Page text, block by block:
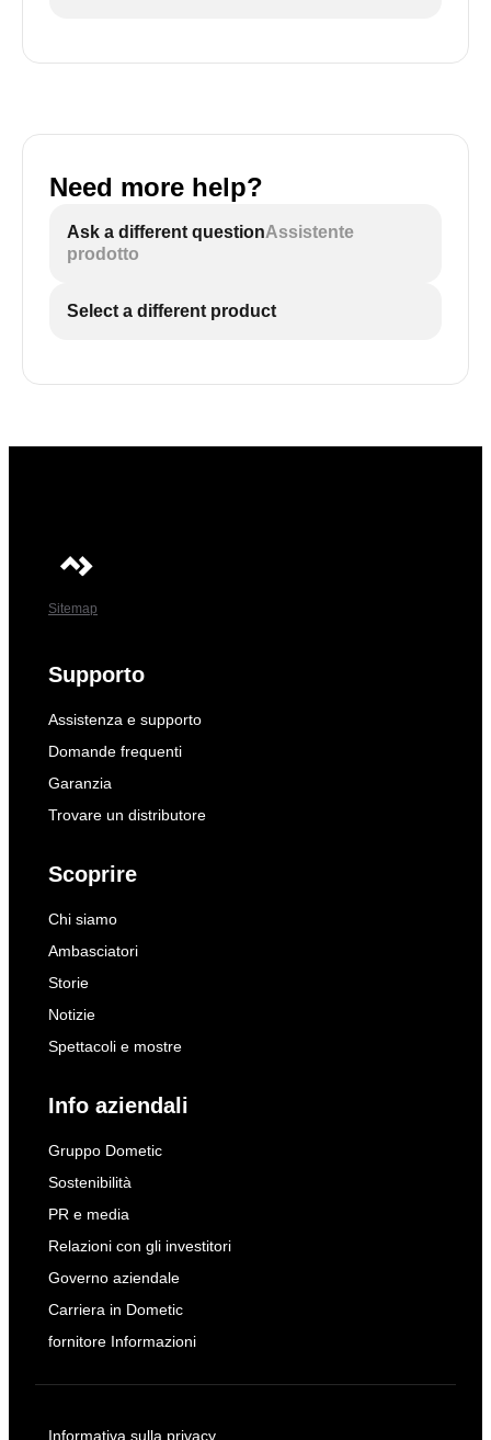
Need more help?
Ask a different questionAssistente
prodotto
Select a different product
Sitemap
Supporto
Assistenza e supporto
Domande frequenti
Garanzia
Trovare un distributore
Scoprire
Chi siamo
Ambasciatori
Storie
Notizie
Spettacoli e mostre
Info aziendali
Gruppo Dometic
Sostenibilità
PR e media
Relazioni con gli investitori
Governo aziendale
Carriera in Dometic
fornitore Informazioni
Informativa sulla privacy